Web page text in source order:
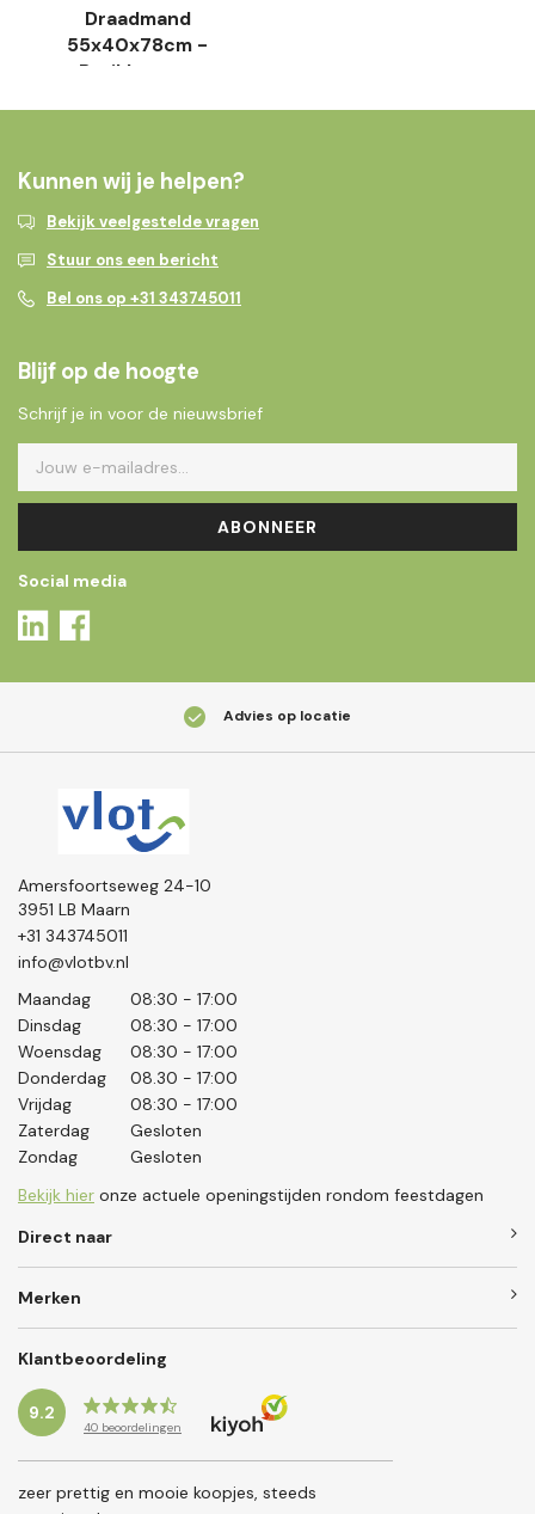
Draadmand
55x40x78cm -
Bruikleen op
Kunnen wij je helpen?
Bekijk veelgestelde vragen
Stuur ons een bericht
Bel ons op +31 343745011
Blijf op de hoogte
Schrijf je in voor de nieuwsbrief
ABONNEER
Social media
Advies op locatie
Amersfoortseweg 24-10
3951 LB Maarn
+31 343745011
info@vlotbv.nl
Maandag
08:30 - 17:00
Dinsdag
08:30 - 17:00
Woensdag
08:30 - 17:00
Donderdag
08.30 - 17:00
Vrijdag
08:30 - 17:00
Zaterdag
Gesloten
Zondag
Gesloten
Bekijk hier onze actuele openingstijden rondom feestdagen
Direct naar
Merken
Klantbeoordeling
9.2
40 beoordelingen
zeer prettig en mooie koopjes, steeds